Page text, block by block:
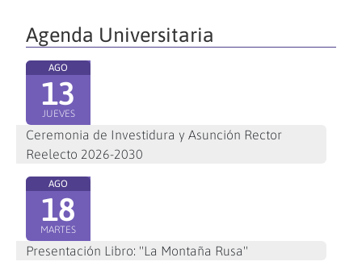
Agenda Universitaria
AGO
13
JUEVES
Ceremonia de Investidura y Asunción Rector
Reelecto 2026-2030
AGO
18
MARTES
Presentación Libro: "La Montaña Rusa"